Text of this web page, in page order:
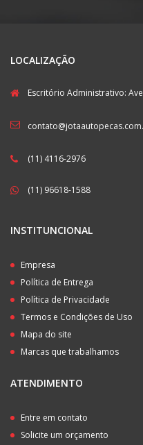
LOCALIZAÇÃO
Escritório Administrativo:
(11) 4116-2976
(11) 96618-1588
INSTITUNCIONAL
Empresa
Política de Entrega
Política de Privacidade
Termos e Condições de Uso
Mapa do site
Marcas que trabalhamos
ATENDIMENTO
Entre em contato
Solicite um orçamento